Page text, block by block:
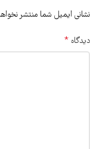
نشانی ایمیل شما منتشر
دیدگاه *